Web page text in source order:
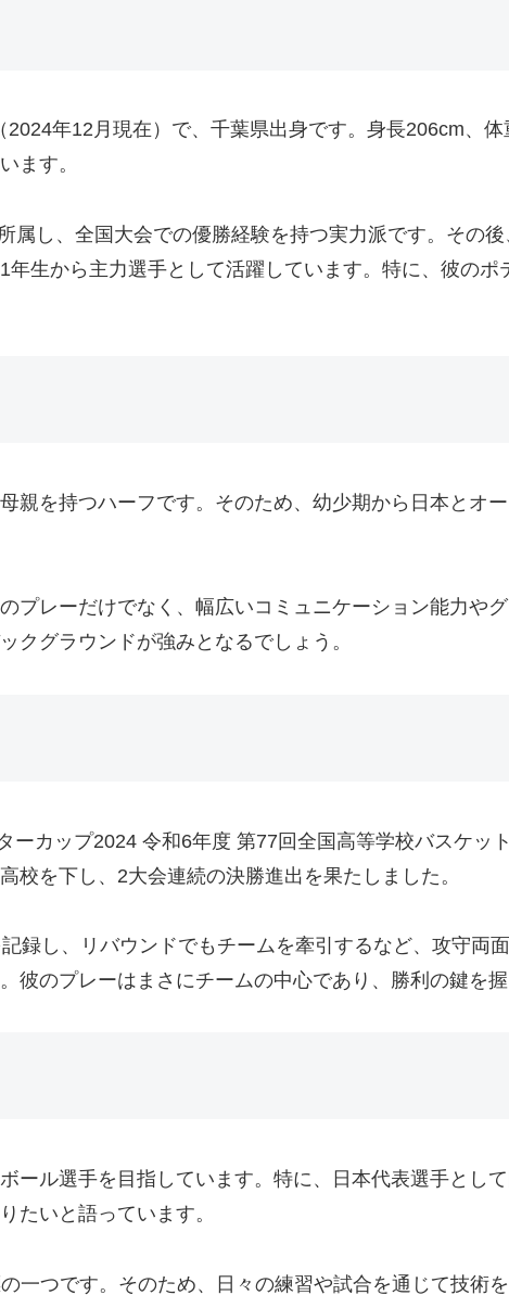
年12月現在）で、千葉県出身です。身長206cm、
ます。
属し、全国大会での優勝経験を持つ実力派です。その
生から主力選手として活躍しています。特に、彼のポ
親を持つハーフです。そのため、幼少期から日本とオ
プレーだけでなく、幅広いコミュニケーション能力や
クグラウンドが強みとなるでしょう。
ーカップ2024 令和6年度 第77回全国高等学校バスケッ
校を下し、2大会連続の決勝進出を果たしました。
録し、リバウンドでもチームを牽引するなど、攻守両
彼のプレーはまさにチームの中心であり、勝利の鍵を握
ール選手を目指しています。特に、日本代表選手とし
たいと語っています。
一つです。そのため、日々の練習や試合を通じて技術